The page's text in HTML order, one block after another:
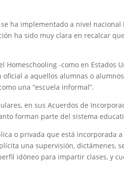
ha implementado a nivel nacional
ha sido muy clara en recalcar
Homeschooling -como en Estados
a aquellos alumnas o
una “escuela informal”.
en sus Acuerdos de
forman parte del sistema
o privada que está incorporada
una supervisión, dictámenes,
idóneo para impartir clases, y